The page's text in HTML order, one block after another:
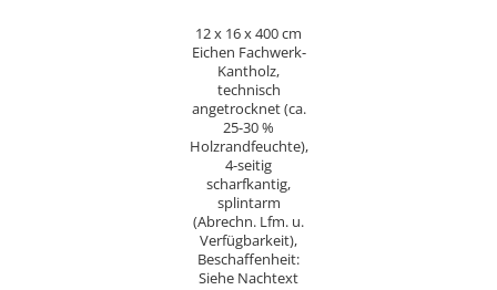
12 x 16 x 400 cm
Eichen Fachwerk-
Kantholz,
technisch
angetrocknet (ca.
25-30 %
Holzrandfeuchte),
4-seitig
scharfkantig,
splintarm
(Abrechn. Lfm. u.
Verfügbarkeit),
Beschaffenheit:
Siehe Nachtext